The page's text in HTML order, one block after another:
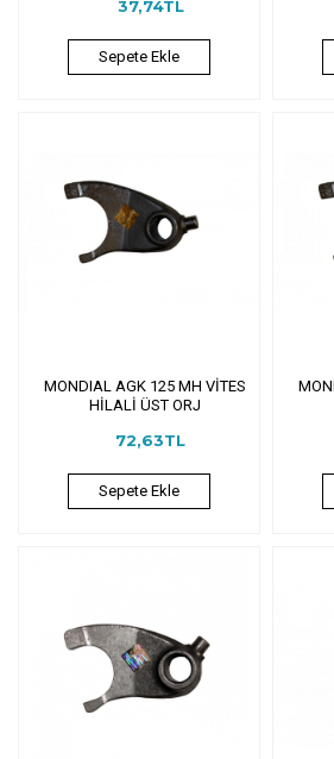
37,74TL
Sepete Ekle
MONDIAL AGK 125 MH VİTES
HİLALİ ÜST ORJ
72,63TL
Sepete Ekle